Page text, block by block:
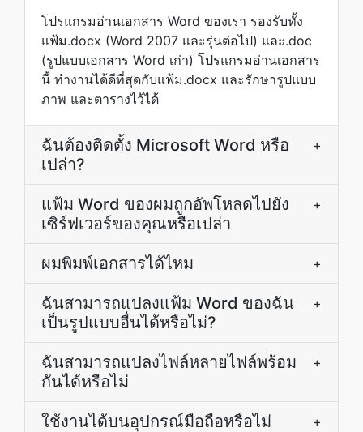
โปรแกรมอ่านเอกสาร Word ของเรา รองรับทั้ง
แฟ้ม.docx (Word 2007 และรุ่นต่อไป) และ.doc
(รูปแบบเอกสาร Word เก่า) โปรแกรมอ่านเอกสาร
นี้ ทำงานได้ดีที่สุดกับแฟ้ม.docx และรักษารูปแบบ
ภาพ และตารางไว้ได้
ฉันต้องติดตั้ง Microsoft Word หรือ
เปล่า?
+
แฟ้ม Word ของผมถูกอัพโหลดไปยัง
เซิร์ฟเวอร์ของคุณหรือเปล่า
+
ผมพิมพ์เอกสารได้ไหม +
ฉันสามารถแปลงแฟ้ม Word ของฉัน
เป็นรูปแบบอื่นได้หรือไม่?
+
ฉันสามารถแปลงไฟล์หลายไฟล์พร้อม
กันได้หรือไม่
+
ใช้งานได้บนอุปกรณ์มือถือหรือไม่ +